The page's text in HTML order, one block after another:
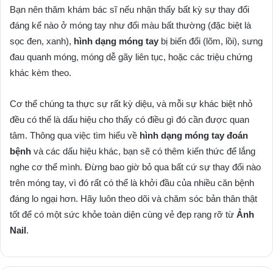
Bạn nên thăm khám bác sĩ nếu nhận thấy bất kỳ sự thay đổi
đáng kể nào ở móng tay như đổi màu bất thường (đặc biệt là
sọc đen, xanh), hình dạng móng tay bị biến đổi (lõm, lồi), sưng
đau quanh móng, móng dễ gãy liên tục, hoặc các triệu chứng
khác kèm theo.
Cơ thể chúng ta thực sự rất kỳ diệu, và mỗi sự khác biệt nhỏ
đều có thể là dấu hiệu cho thấy có điều gì đó cần được quan
tâm. Thông qua việc tìm hiểu về hình dạng móng tay đoán
bệnh và các dấu hiệu khác, bạn sẽ có thêm kiến thức để lắng
nghe cơ thể mình. Đừng bao giờ bỏ qua bất cứ sự thay đổi nào
trên móng tay, vì đó rất có thể là khởi đầu của nhiều căn bệnh
đáng lo ngại hơn. Hãy luôn theo dõi và chăm sóc bản thân thật
tốt để có một sức khỏe toàn diện cùng vẻ đẹp rạng rỡ từ Ảnh
Nail.